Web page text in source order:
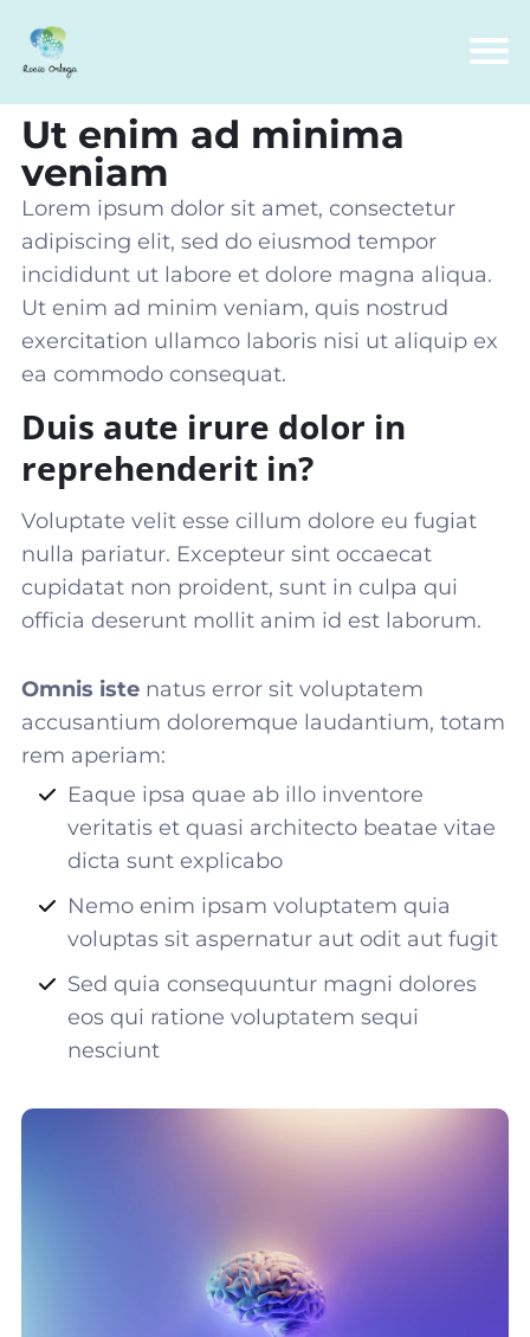
Ut enim ad minima
veniam
Lorem ipsum dolor sit amet, consectetur
adipiscing elit, sed do eiusmod tempor
incididunt ut labore et dolore magna aliqua.
Ut enim ad minim veniam, quis nostrud
exercitation ullamco laboris nisi ut aliquip ex
ea commodo consequat.
Duis aute irure dolor in
reprehenderit in?
Voluptate velit esse cillum dolore eu fugiat
nulla pariatur. Excepteur sint occaecat
cupidatat non proident, sunt in culpa qui
officia deserunt mollit anim id est laborum.
Omnis iste natus error sit voluptatem
accusantium doloremque laudantium, totam
rem aperiam:
Eaque ipsa quae ab illo inventore
veritatis et quasi architecto beatae vitae
dicta sunt explicabo
Nemo enim ipsam voluptatem quia
voluptas sit aspernatur aut odit aut fugit
Sed quia consequuntur magni dolores
eos qui ratione voluptatem sequi
nesciunt